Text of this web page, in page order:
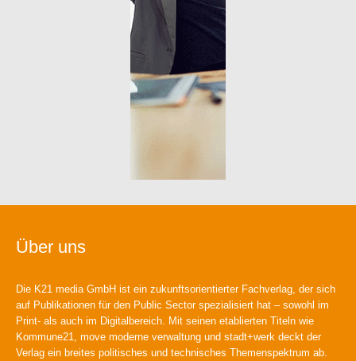
Über uns
Die K21 media GmbH ist ein zukunftsorientierter Fachverlag, der sich
auf Publikationen für den Public Sector spezialisiert hat – sowohl im
Print- als auch im Digitalbereich. Mit seinen etablierten Titeln wie
Kommune21, move moderne verwaltung und stadt+werk deckt der
Verlag ein breites politisches und technisches Themenspektrum ab.